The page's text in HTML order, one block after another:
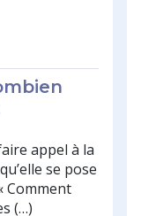
appel à la
se pose
Comment
(…)